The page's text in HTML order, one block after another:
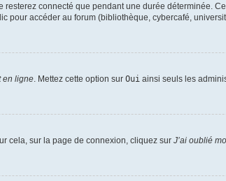
resterez connecté que pendant une durée déterminée.
accéder au forum (bibliothèque, cybercafé,
en ligne . Mettez cette option sur Oui ainsi seuls les
cela, sur la page de connexion, cliquez sur J’ai oublié